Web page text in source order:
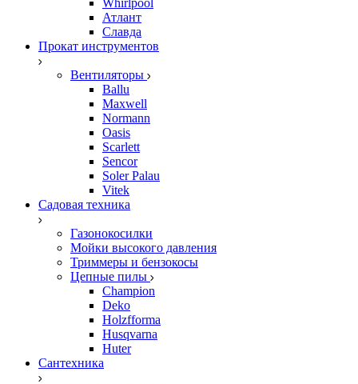
Whirlpool
Атлант
Славда
Прокат инструментов
Вентиляторы
Ballu
Maxwell
Normann
Oasis
Scarlett
Sencor
Soler Palau
Vitek
Садовая техника
Газонокосилки
Мойки высокого давления
Триммеры и бензокосы
Цепные пилы
Champion
Deko
Holzfforma
Husqvarna
Huter
Сантехника